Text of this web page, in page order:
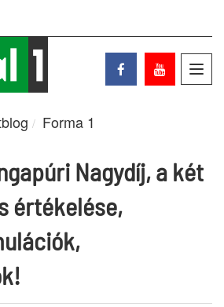
Forma 1
Nagydíj, a két
értékelése,